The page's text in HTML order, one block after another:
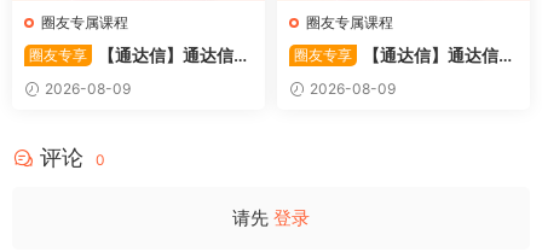
圈友专属课程
圈友专享
【通达信】通达信
〖踏浪而行〗副图指标 用筹码
和MACD捕捉市场的节奏 源码
2026-08-09
圈友专属课程
圈友专享
【通达信】通达信
〖极速掘妖〗套装指标 捕捉波
段潜力股的实战利器 源码
2026-08-09
评论 0
请先 登录